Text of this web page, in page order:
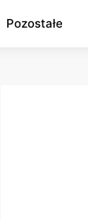
Pozostałe